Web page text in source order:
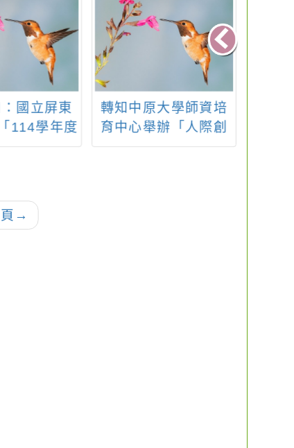
國立屏東
114學年度
學分班(A
幼兒園身
班」
轉知中原大學師資培
育中心舉辦「人際創
傷輔導與情緒教育國
→